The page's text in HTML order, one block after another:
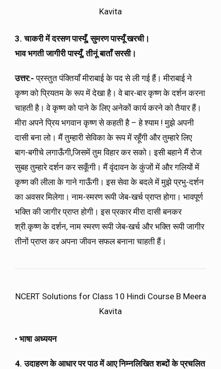
Kavita
3. चाकरी में दरसण पास्यूँ, सुमरण पास्यूँ खरची।
भाव भगती जागीरी पास्यूँ, तीनूं बाताँ सरसी।
उत्तर:-प्रस्तुत पंक्तियाँ मीराबाई के पद से ली गई हैं। मीराबाई ने
कृष्ण को प्रियतम के रूप में देखा है। वे बार-बार कृष्ण के दर्शन करना
चाहती है। वे कृष्ण को पाने के लिए अनेकों कार्य करने को तैयार हैं।
मीरा अपने प्रिय भगवान कृष्ण से कहती है – हे श्याम ! मुझे अपनी
दासी बना लो। मैं तुम्हारी सेविका के रूप में रहूँगी और तुम्हारे लिए
बाग-बगीचे लगाऊँगी,जिसमें तुम विहार कर सको। इसी बहाने मैं रोज
सुबह तुम्हारे दर्शन कर सकूँगी। मैं वृंदावन के कुंजों में और गलियों में
कृष्ण की लीला के गाने गाऊँगी। इस सेवा के बदले में मुझे प्रभु-दर्शन
का अवसर मिलेगा। नाम-स्मरण रूपी जेब-खर्च प्राप्त होगा। भावपूर्ण
भक्ति की जागीर प्राप्त होगी। इस प्रकार मीरा दासी बनकर
श्री.कृष्ण के दर्शन, नाम स्मरण रूपी जेब-खर्च और भक्ति रूपी जागीर
तीनों प्राप्त कर अपना जीवन सफल बनाना चाहती हैं।
NCERT Solutions for Class 10 Hindi Course B Meera
Kavita
• भाषा अध्ययन
4. उदाहरण के आधार पर पाठ में आए निम्नलिखित शब्दों के प्रचलित